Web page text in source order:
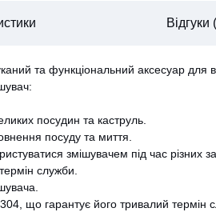
Відгуки
та функціональний аксесуар для
посудин та каструль.
посуду та миття.
змішувачем під час різних
служби.
що гарантує його тривалий термін